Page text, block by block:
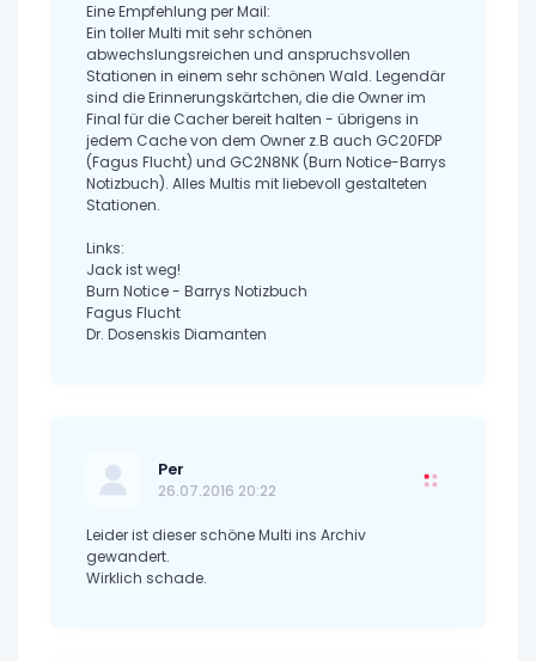
Eine Empfehlung per Mail:
Ein toller Multi mit sehr schönen
abwechslungsreichen und anspruchsvollen
Stationen in einem sehr schönen Wald. Legendär
sind die Erinnerungskärtchen, die die Owner im
Final für die Cacher bereit halten - übrigens in
jedem Cache von dem Owner z.B auch GC20FDP
(Fagus Flucht) und GC2N8NK (Burn Notice-Barrys
Notizbuch). Alles Multis mit liebevoll gestalteten
Stationen.
Links:
Jack ist weg!
Burn Notice - Barrys Notizbuch
Fagus Flucht
Dr. Dosenskis Diamanten
Per
26.07.2016 20:22
Leider ist dieser schöne Multi ins Archiv
gewandert.
Wirklich schade.